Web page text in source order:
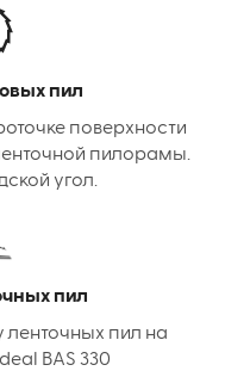
пил
поверхности
пилорамы.
угол.
пил
пил на
BAS 330